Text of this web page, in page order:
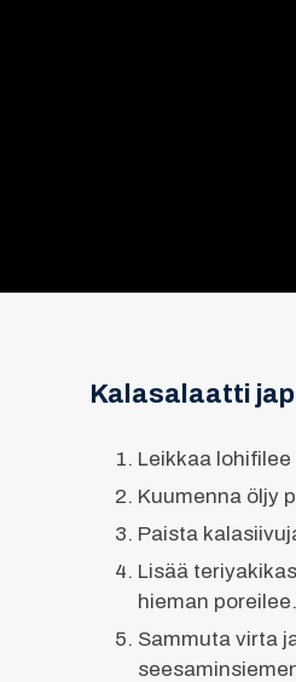
Kalasalaatti
Leikkaa
Kuumenna öljy
Paista
Lisää
hieman poreilee.
Sammuta virta